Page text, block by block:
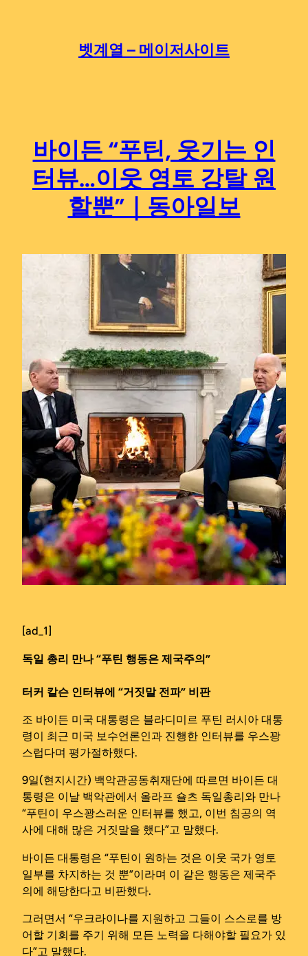
벳계열 – 메이저사이트
바이든 “푸틴, 웃기는 인
터뷰…이웃 영토 강탈 원
할뿐”｜동아일보
[ad_1]
독일 총리 만나 “푸틴 행동은 제국주의”
터커 칼슨 인터뷰에 “거짓말 전파” 비판
조 바이든 미국 대통령은 블라디미르 푸틴 러시아 대통
령이 최근 미국 보수언론인과 진행한 인터뷰를 우스꽝
스럽다며 평가절하했다.
9일(현지시간) 백악관공동취재단에 따르면 바이든 대
통령은 이날 백악관에서 올라프 숄츠 독일총리와 만나
“푸틴이 우스꽝스러운 인터뷰를 했고, 이번 침공의 역
사에 대해 많은 거짓말을 했다”고 말했다.
바이든 대통령은 “푸틴이 원하는 것은 이웃 국가 영토
일부를 차지하는 것 뿐”이라며 이 같은 행동은 제국주
의에 해당한다고 비판했다.
그러면서 “우크라이나를 지원하고 그들이 스스로를 방
어할 기회를 주기 위해 모든 노력을 다해야할 필요가 있
다”고 말했다.